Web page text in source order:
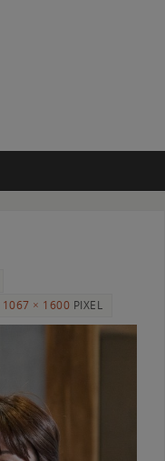
1067 × 1600 PIXEL